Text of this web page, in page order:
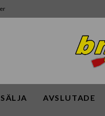
SÄLJA AVSLUTADE